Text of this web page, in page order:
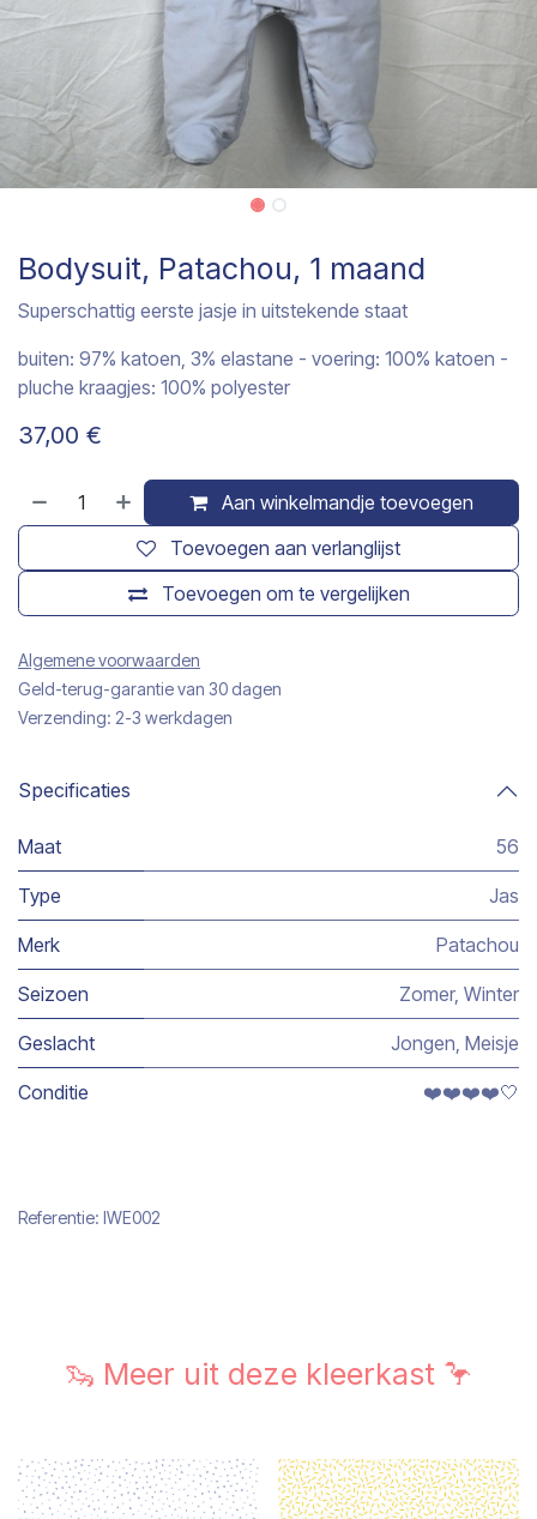
Bodysuit, Patachou, 1 maand
Superschattig eerste jasje in uitstekende staat
buiten: 97% katoen, 3% elastane - voering: 100% katoen -
pluche kraagjes: 100% polyester
37,00 €
Aan winkelmandje toevoegen
Toevoegen om te vergelijken
Toevoegen aan verlanglijst
Algemene voorwaarden
Geld-terug-garantie van 30 dagen
Verzending: 2-3 werkdagen
Specificaties
Maat 56
Type Jas
Merk Patachou
Seizoen Zomer, Winter
Geslacht Jongen Meisje
Conditie ❤️❤️❤️❤️🤍
Referentie: IWE002
🦦 Meer uit deze kleerkast 🦩